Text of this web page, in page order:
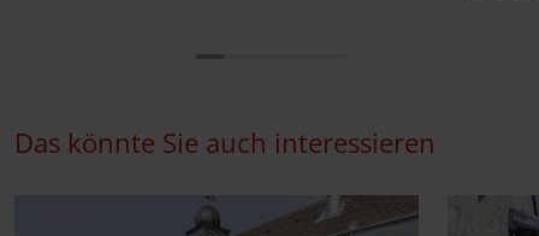
Das könnte Sie auch interessieren